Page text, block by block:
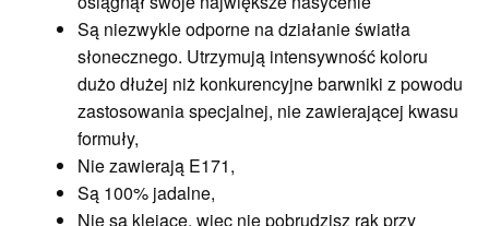
Są niezwykle odporne na działanie światła
słonecznego. Utrzymują intensywność koloru
dużo dłużej niż konkurencyjne barwniki z powodu
zastosowania specjalnej, nie zawierającej kwasu
formuły,
Nie zawierają E171,
Są 100% jadalne,
Nie są klejące, więc nie pobrudzisz rąk przy